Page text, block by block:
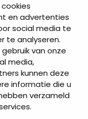
en advertenties
social media te
te analyseren.
van onze
media,
kunnen deze
informatie die u
verzameld